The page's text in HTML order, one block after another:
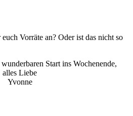
Vorräte an? Oder ist das nicht so
Start ins Wochenende,
alles Liebe
Yvonne